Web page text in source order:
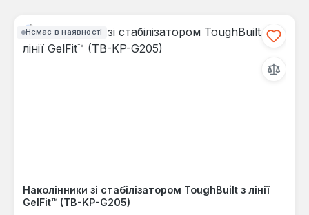
Немає в наявності
Наколінники зі стабілізатором ToughBuilt з лінії
GelFit™ (TB-KP-G205)